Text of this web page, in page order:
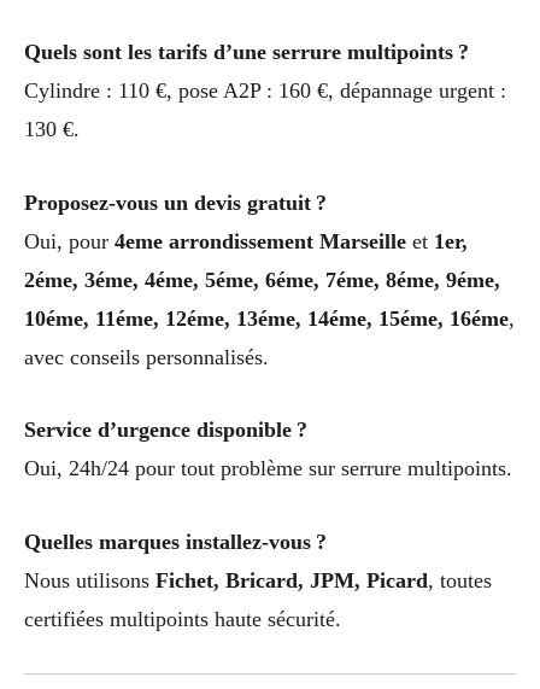
Quels sont les tarifs d’une serrure multipoints ?
Cylindre : 110 €, pose A2P : 160 €, dépannage urgent :
130 €.
Proposez-vous un devis gratuit ?
Oui, pour 4eme arrondissement Marseille et 1er,
2éme, 3éme, 4éme, 5éme, 6éme, 7éme, 8éme, 9éme,
10éme, 11éme, 12éme, 13éme, 14éme, 15éme, 16éme,
avec conseils personnalisés.
Service d’urgence disponible ?
Oui, 24h/24 pour tout problème sur serrure multipoints.
Quelles marques installez-vous ?
Nous utilisons Fichet, Bricard, JPM, Picard, toutes
certifiées multipoints haute sécurité.